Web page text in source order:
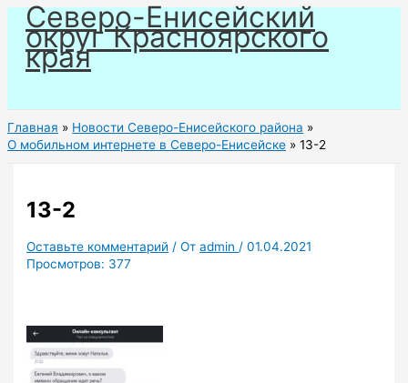
Перейти
содержимому
Северо-Енисейский
округ Красноярского
края
Главная
Новости Северо-Енисейского района
О мобильном интернете в Северо-Енисейске
13-2
13-2
Оставьте комментарий / Отadmin /01.04.2021
Просмотров: 377